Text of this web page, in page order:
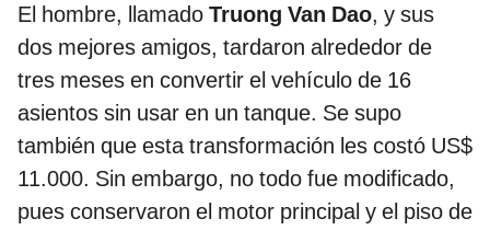
El hombre, llamado Truong Van Dao, y sus
dos mejores amigos, tardaron alrededor de
tres meses en convertir el vehículo de 16
asientos sin usar en un tanque. Se supo
también que esta transformación les costó US$
11.000. Sin embargo, no todo fue modificado,
pues conservaron el motor principal y el piso de